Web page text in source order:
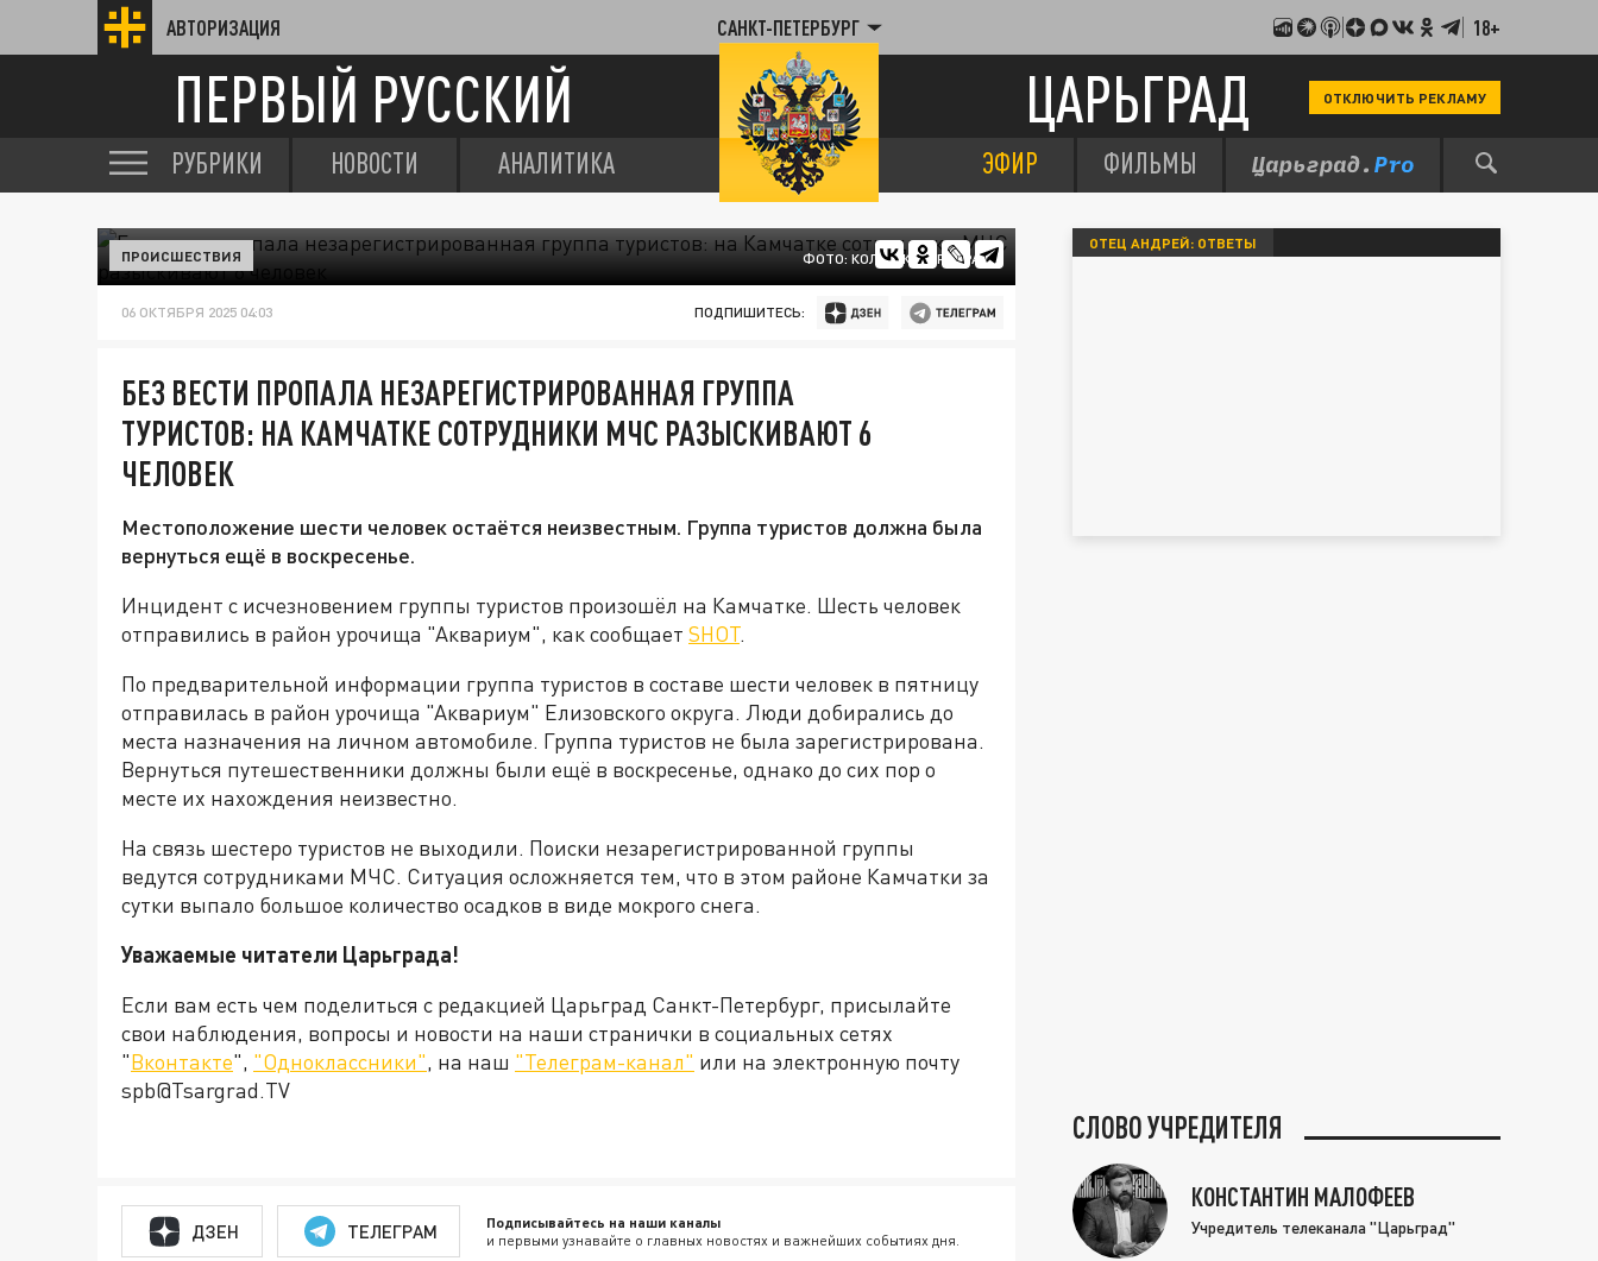
АВТОРИЗАЦИЯ САНКТ-ПЕТЕРБУРГ 18+
ПЕРВЫЙ РУССКИЙ ЦАРЬГРАД ОТКЛЮЧИТЬ РЕКЛАМУ
РУБРИКИ НОВОСТИ АНАЛИТИКА ЭФИР ФИЛЬМЫ
ФОТО: КОЛЛАЖ/ЦАРЬГРАД
ПРОИСШЕСТВИЯ
06 ОКТЯБРЯ 2025 04:03 ПОДПИШИТЕСЬ:
БЕЗ ВЕСТИ ПРОПАЛА НЕЗАРЕГИСТРИРОВАННАЯ ГРУППА
ТУРИСТОВ: НА КАМЧАТКЕ СОТРУДНИКИ МЧС РАЗЫСКИВАЮТ 6
ЧЕЛОВЕК
Местоположение шести человек остаётся неизвестным. Группа туристов должна была
вернуться ещё в воскресенье.
Инцидент с исчезновением группы туристов произошёл на Камчатке. Шесть человек
отправились в район урочища "Аквариум", как сообщает SHOT.
По предварительной информации группа туристов в составе шести человек в пятницу
отправилась в район урочища "Аквариум" Елизовского округа. Люди добирались до
места назначения на личном автомобиле. Группа туристов не была зарегистрирована.
Вернуться путешественники должны были ещё в воскресенье, однако до сих пор о
месте их нахождения неизвестно.
На связь шестеро туристов не выходили. Поиски незарегистрированной группы
ведутся сотрудниками МЧС. Ситуация осложняется тем, что в этом районе Камчатки за
сутки выпало большое количество осадков в виде мокрого снега.
Уважаемые читатели Царьграда!
Если вам есть чем поделиться с редакцией Царьград Санкт-Петербург, присылайте
свои наблюдения, вопросы и новости на наши странички в социальных сетях
"Вконтакте", "Одноклассники", на наш "Телеграм-канал" или на электронную почту
spb@Tsargrad.TV
ДЗЕН ТЕЛЕГРАМ Подписывайтесь на наши каналы
и первыми узнавайте о главных новостях и важнейших событиях дня.
ОТЕЦ АНДРЕЙ: ОТВЕТЫ
СЛОВО УЧРЕДИТЕЛЯ
КОНСТАНТИН МАЛОФЕЕВ
Учредитель телеканала "Царьград"